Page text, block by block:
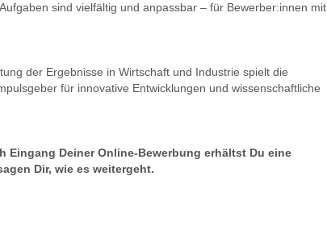
sind vielfältig und anpassbar – für Bewerber:innen mit
der Ergebnisse in Wirtschaft und Industrie spielt die
für innovative Entwicklungen und wissenschaftliche
Eingang Deiner Online-Bewerbung erhältst Du eine
Dir, wie es weitergeht.